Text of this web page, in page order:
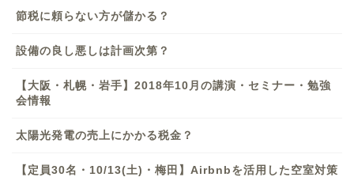
節税に頼らない方が儲かる？
設備の良し悪しは計画次第？
【大阪・札幌・岩手】2018年10月の講演・セミナー・勉強
会情報
太陽光発電の売上にかかる税金？
【定員30名・10/13(土)・梅田】Airbnbを活用した空室対策